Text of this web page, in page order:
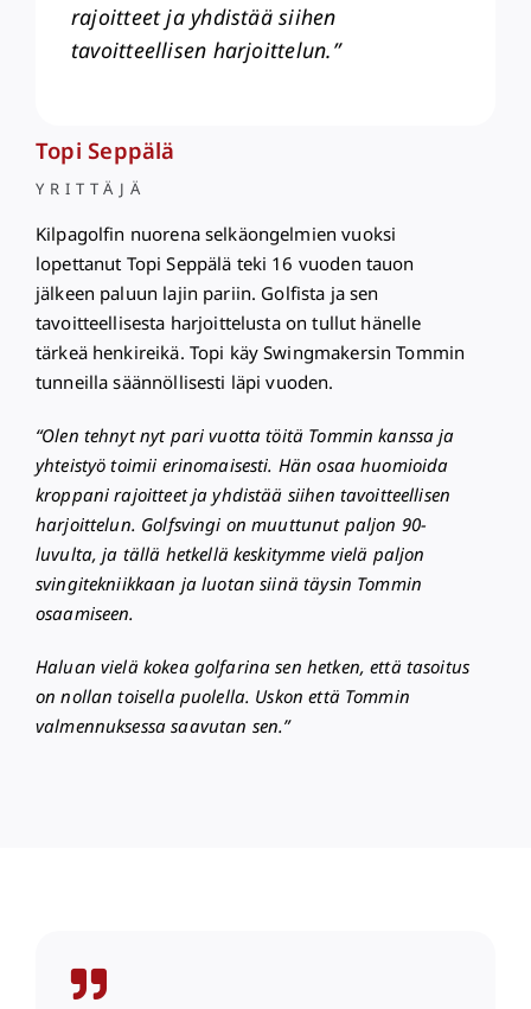
Topi Seppälä
YRITTÄJÄ
Kilpagolfin nuorena selkäongelmien vuoksi
lopettanut Topi Seppälä teki 16 vuoden tauon
jälkeen paluun lajin pariin. Golfista ja sen
tavoitteellisesta harjoittelusta on tullut hänelle
tärkeä henkireikä. Topi käy Swingmakersin Tommin
tunneilla säännöllisesti läpi vuoden.
“Olen tehnyt nyt pari vuotta töitä Tommin kanssa ja
yhteistyö toimii erinomaisesti. Hän osaa huomioida
kroppani rajoitteet ja yhdistää siihen tavoitteellisen
harjoittelun. Golfsvingi on muuttunut paljon 90-
luvulta, ja tällä hetkellä keskitymme vielä paljon
svingitekniikkaan ja luotan siinä täysin Tommin
osaamiseen.
Haluan vielä kokea golfarina sen hetken, että tasoitus
on nollan toisella puolella. Uskon että Tommin
valmennuksessa saavutan sen.”
rajoitteet ja yhdistää siihen
tavoitteellisen harjoittelun.”